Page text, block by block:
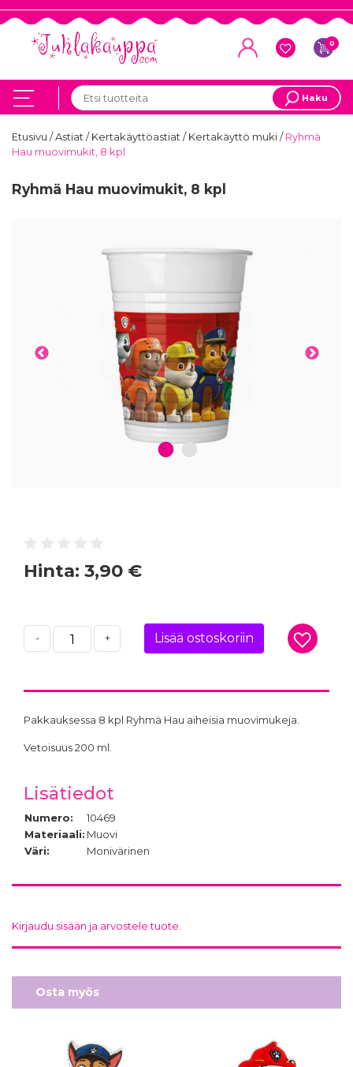
0
Haku
Etusivu /Astiat/Kertakäyttöastiat/Kertakäyttö muki/Ryhmä
Hau muovimukit, 8 kpl
Ryhmä Hau muovimukit, 8 kpl
1 2
Hinta: 3,90 €
- + Lisää ostoskoriin
Pakkauksessa 8 kpl Ryhmä Hau aiheisia muovimukeja.
Vetoisuus 200 ml.
Lisätiedot
Numero:
10469
Materiaali: Muovi
Väri:
Monivärinen
Kirjaudu sisään ja arvostele tuote.
Osta myös